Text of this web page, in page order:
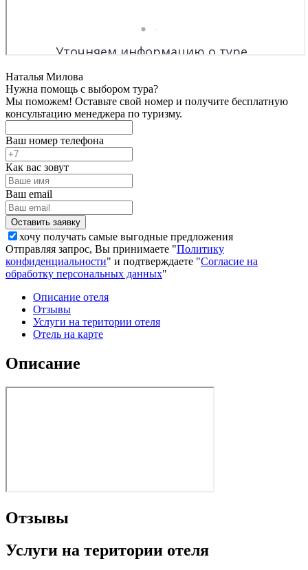
Наталья Милова
Нужна помощь с выбором тура?
Мы поможем! Оставьте свой номер и получите бесплатную
консультацию менеджера по туризму.
Ваш номер телефона
Как вас зовут
Ваш email
хочу получать самые выгодные предложения
Отправляя запрос, Вы принимаете "Политику
конфиденциальности" и подтверждаете "Согласие на
обработку персональных данных"
Описание отеля
Отзывы
Услуги на територии отеля
Отель на карте
Описание
Отзывы
Услуги на територии отеля